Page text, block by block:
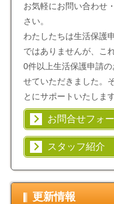
お気軽にお問い合わせ
さい。
わたしたちは生活保護
ではありませんが、こ
0件以上生活保護申請の
せていただきました。
とにサポートいたします
お問合せフォ
スタッフ紹介
更新情報